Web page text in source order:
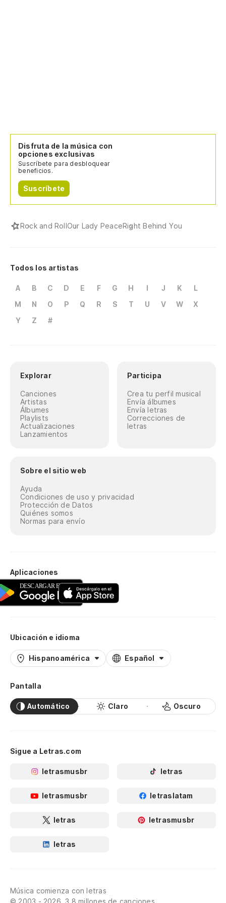
Disfruta de la música con
opciones exclusivas
Suscríbete para desbloquear
beneficios.
Suscríbete
Rock and RollOur Lady PeaceRight Behind You
Todos los artistas
A B C D E F G H I J K
L
M
N O P Q R S T U V W
X
Y
Z #
Explorar
Canciones
Artistas
Álbumes
Playlists
Actualizaciones
Lanzamientos
Participa
Crea tu perfil musical
Envía álbumes
Envía letras
Correcciones de
letras
Sobre el sitio web
Ayuda
Condiciones de uso y privacidad
Protección de Datos
Quiénes somos
Normas para envío
Aplicaciones
Ubicación e idioma
Hispanoamérica Español
Pantalla
Automático Claro Oscuro
Sigue a Letras.com
letrasmusbr letras
letrasmusbr letraslatam
letras letrasmusbr
letras
Música comienza con letras
© 2003 - 2026, 3.8 millones de canciones